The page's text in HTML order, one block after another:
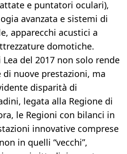
e puntatori oculari),
avanzata e sistemi di
apparecchi acustici a
domotiche.
Lea del 2017 non solo rende
di nuove prestazioni, ma
disparità di
legata alla Regione di
le Regioni con bilanci in
innovative comprese
in quelli “vecchi”,